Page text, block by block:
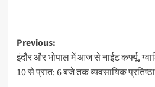
Post
navigation
Previous:
इंदौर और भोपाल में आज से नाईट कर्फ्यू,
10 से प्रात: 6 बजे तक व्यवसायिक